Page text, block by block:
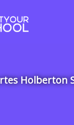
Holberton